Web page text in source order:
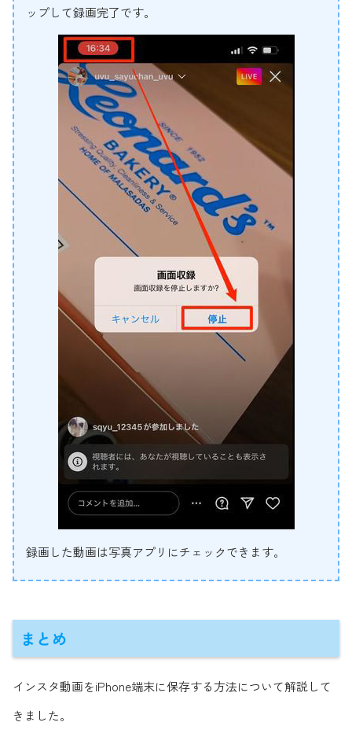
ップして録画完了です。
録画した動画は写真アプリにチェックできます。
まとめ
インスタ動画をiPhone端末に保存する方法について解説して
きました。